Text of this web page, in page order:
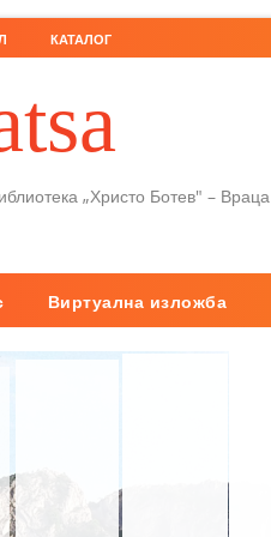
КАТАЛОГ
„Христо Ботев" – Враца
Виртуална изложба